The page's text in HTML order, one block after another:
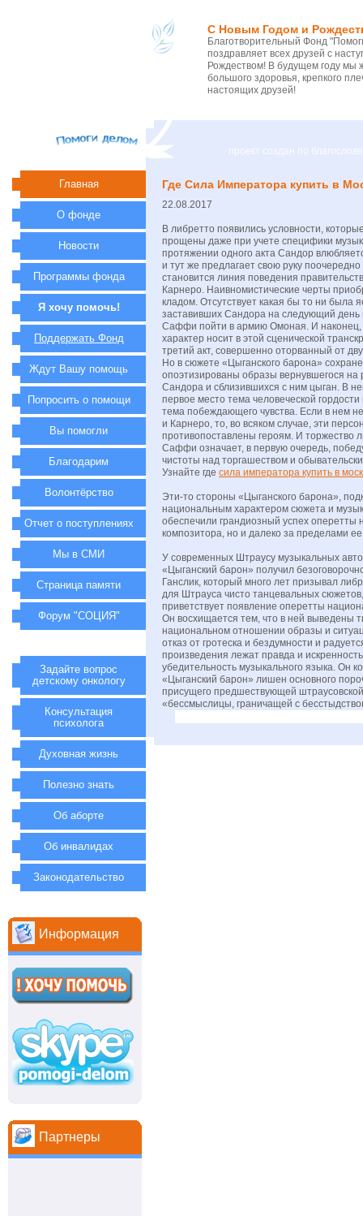
С Новым Годом и
Благотворительный Фонд
поздравляет всех друзей с
Рождеством! В будущем году
большого здоровья, крепкого
настоящих друзей!
проект создан по
Где Сила Императора купить в
22.08.2017
В либретто появились условности,
прощены даже при учете специфики
протяжении одного акта Сандор
и тут же предлагает свою руку
становится линия поведения
Карнеро. Наивномистические черты
кладом. Отсутствует какая бы то ни была
заставивших Сандора на следующий день
Саффи пойти в армию Омоная. И наконец,
характер носит в этой сценической
третий акт, совершенно оторванный от
Но в сюжете «Цыганского барона»
опоэтизированы образы вернувшегося на
Сандора и сблизившихся с ним цыган. В
первое место тема человеческой
тема побеждающего чувства. Если в нем
и Карнеро, то, во всяком случае, эти
противопоставлены героям. И торжество
Саффи означает, в первую очередь,
чистоты над торгашеством и
Узнайте где сила императора купить в
Эти-то стороны «Цыганского барона»,
национальным характером сюжета и
обеспечили грандиозный успех оперетты
композитора, но и далеко за пределами
У современных Штраусу музыкальных
«Цыганский барон» получил
Ганслик, который много лет призывал
для Штрауса чисто танцевальных
приветствует появление оперетты
Он восхищается тем, что в ней выведены
национальном отношении образы и
отказ от гротеска и бездумности и
произведения лежат правда и
убедительность музыкального языка. Он
«Цыганский барон» лишен основного
присущего предшествующей
«бессмыслицы, граничащей с
Главная
О фонде
Новости
Программы фонда
Я хочу помочь!
Поддержать Фонд
Ждут Вашу помощь
Попросить о помощи
Вы помогли
Благодарим
Волонтёрство
Отчет о поступлениях
Мы в СМИ
Страница памяти
Форум "СОЦИЯ"
Задайте вопрос
детскому онкологу
Консультация
психолога
Духовная жизнь
Полезно знать
Об аборте
Об инвалидах
Законодательство
Информация
Партнеры